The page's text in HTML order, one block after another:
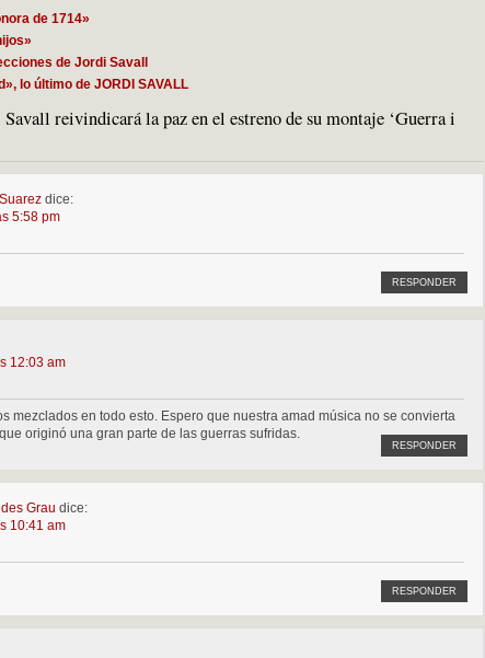
de 1714»
de Jordi Savall
lo último de JORDI SAVALL
reivindicará la paz en el estreno de su montaje ‘Guerra i
dice:
5:58 pm
RESPONDER
12:03 am
mezclados en todo esto. Espero que nuestra amad música no se convierta
originó una gran parte de las guerras sufridas.
RESPONDER
Grau dice:
10:41 am
RESPONDER